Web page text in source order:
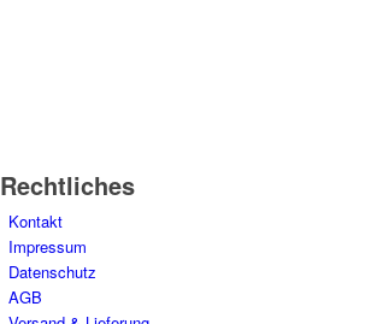
Rechtliches
Kontakt
Impressum
Datenschutz
AGB